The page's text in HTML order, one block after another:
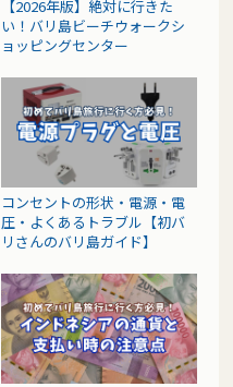
【2026年版】絶対に行きた
い！バリ島ビーチウォークシ
ョッピングセンター
コンセントの形状・電源・電
圧・よくあるトラブル【初バ
リさんのバリ島ガイド】